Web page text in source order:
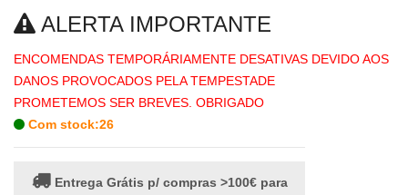
ALERTA IMPORTANTE
ENCOMENDAS TEMPORÁRIAMENTE DESATIVAS DEVIDO AOS
DANOS PROVOCADOS PELA TEMPESTADE
PROMETEMOS SER BREVES. OBRIGADO
Com stock:26
Entrega Grátis p/ compras >100€ para